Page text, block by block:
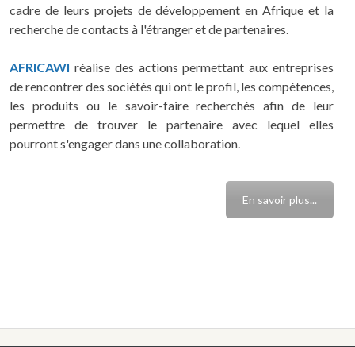
cadre de leurs projets de développement en Afrique et la
recherche de contacts à l'étranger et de partenaires.
AFRICAWI réalise des actions permettant aux entreprises
de rencontrer des sociétés qui ont le profil, les compétences,
les produits ou le savoir-faire recherchés afin de leur
permettre de trouver le partenaire avec lequel elles
pourront s'engager dans une collaboration.
En savoir plus...